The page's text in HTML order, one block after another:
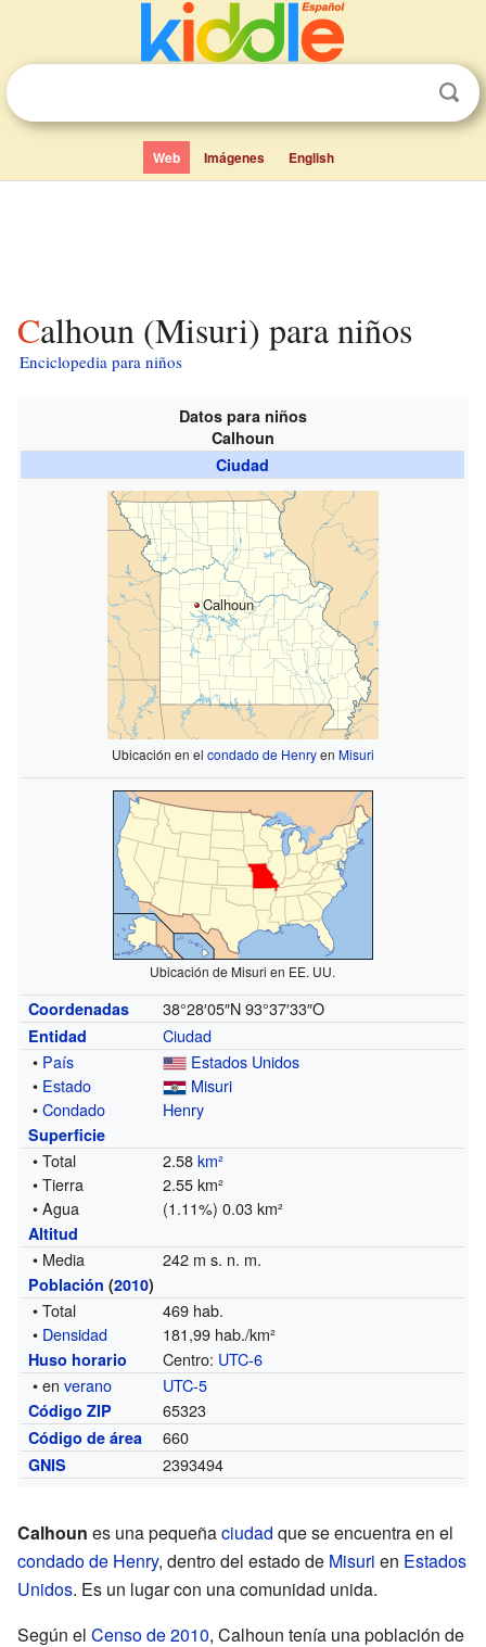
Web Imágenes English
Calhoun (Misuri) para niños
Enciclopedia para niños
Datos para niños
Calhoun
Ciudad
Calhoun
Ubicación en el condado de Henryen Misuri
Ubicación de Misuri en EE. UU.
Coordenadas 38°28′05″N 93°37′33″O
Entidad
Ciudad
• País
Estados Unidos
• Estado
Misuri
•Condado Henry
Superficie
• Total 2.58km²
• Tierra
2.55 km²
• Agua
(1.11%) 0.03 km²
Altitud
• Media 242 m s. n. m.
Población (2010)
• Total
469 hab.
• Densidad 181,99 hab./km²
Huso horario Centro: UTC-6
• enverano UTC-5
Código ZIP 65323
Código de área 660
GNIS 2393494
Calhoun es una pequeñaciudad que se encuentra en el
condado de Henry, dentro del estado de Misuri en Estados
Unidos. Es un lugar con una comunidad unida.
Según el Censo de 2010, Calhoun tenía una población de